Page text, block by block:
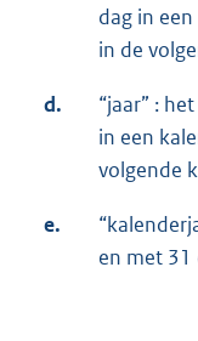
dag in
in de
d.
“jaar” :
in een
volgende
e.
en met 31